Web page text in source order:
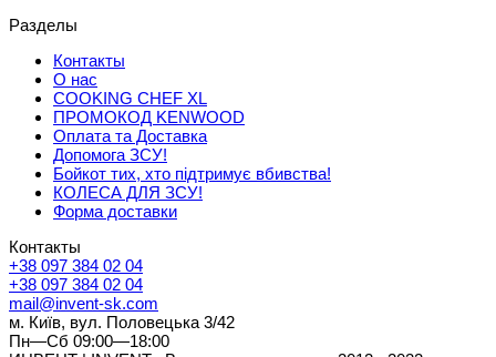
Разделы
Контакты
О нас
COOKING CHEF XL
ПРОМОКОД KENWOOD
Оплата та Доставка
Допомога ЗСУ!
Бойкот тих, хто підтримує вбивства!
КОЛЕСА ДЛЯ ЗСУ!
Форма доставки
Контакты
+38 097 384 02 04
+38 097 384 02 04
mail@invent-sk.com
м. Київ, вул. Половецька 3/42
Пн—Сб 09:00—18:00